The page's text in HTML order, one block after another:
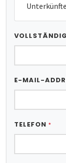
E-MAIL-
TELEFON *